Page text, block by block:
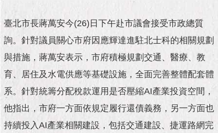
隊
市
政
公
告
施
政
景
臺北市長蔣萬安今(26)日下午赴市議會接受市政總質
詢。針對議員關心市府因應輝達進駐北士科的相關規劃
與措施，蔣萬安表示，市府積極規劃交通、醫療、教
育、居住及水電供應等基礎設施，全面完善整體配套體
系。針對統籌分配稅款運用是否壓縮AI產業投資空間，
他指出，市府一方面依規定履行還債義務，另一方面也
持續投入AI產業相關建設，包括交通建設、捷運路網完